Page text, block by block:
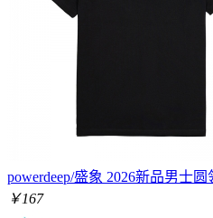
powerdeep/盛象 2026新品男士
￥167